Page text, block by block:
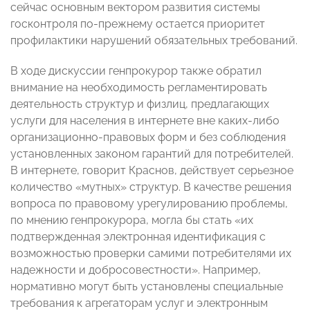
сейчас основным вектором развития системы
госконтроля по-прежнему остается приоритет
профилактики нарушений обязательных требований.
В ходе дискуссии генпрокурор также обратил
внимание на необходимость регламентировать
деятельность структур и физлиц, предлагающих
услуги для населения в интернете вне каких-либо
организационно-правовых форм и без соблюдения
установленных законом гарантий для потребителей.
В интернете, говорит Краснов, действует серьезное
количество «мутных» структур. В качестве решения
вопроса по правовому урегулированию проблемы,
по мнению генпрокурора, могла бы стать «их
подтвержденная электронная идентификация с
возможностью проверки самими потребителями их
надежности и добросовестности». Например,
нормативно могут быть установлены специальные
требования к агрегаторам услуг и электронным